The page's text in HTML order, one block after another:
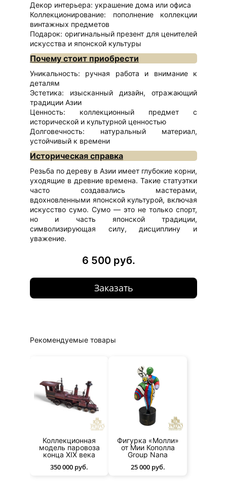
Декор интерьера: украшение дома или офиса
Коллекционирование: пополнение коллекции
винтажных предметов
Подарок: оригинальный презент для ценителей
искусства и японской культуры
Почему стоит приобрести
Уникальность: ручная работа и внимание к
деталям
Эстетика: изысканный дизайн, отражающий
традиции Азии
Ценность: коллекционный предмет с
исторической и культурной ценностью
Долговечность: натуральный материал,
устойчивый к времени
Историческая справка
Резьба по дереву в Азии имеет глубокие корни,
уходящие в древние времена. Такие статуэтки
часто создавались мастерами,
вдохновленными японской культурой, включая
искусство сумо. Сумо — это не только спорт,
но и часть японской традиции,
символизирующая силу, дисциплину и
уважение.
6 500 руб.
Заказать
Рекомендуемые товары
Коллекционная
модель паровоза
конца XIX века
350 000 руб.
Фигурка «Молли»
от Мии Кополла
Group Nana
25 000 руб.